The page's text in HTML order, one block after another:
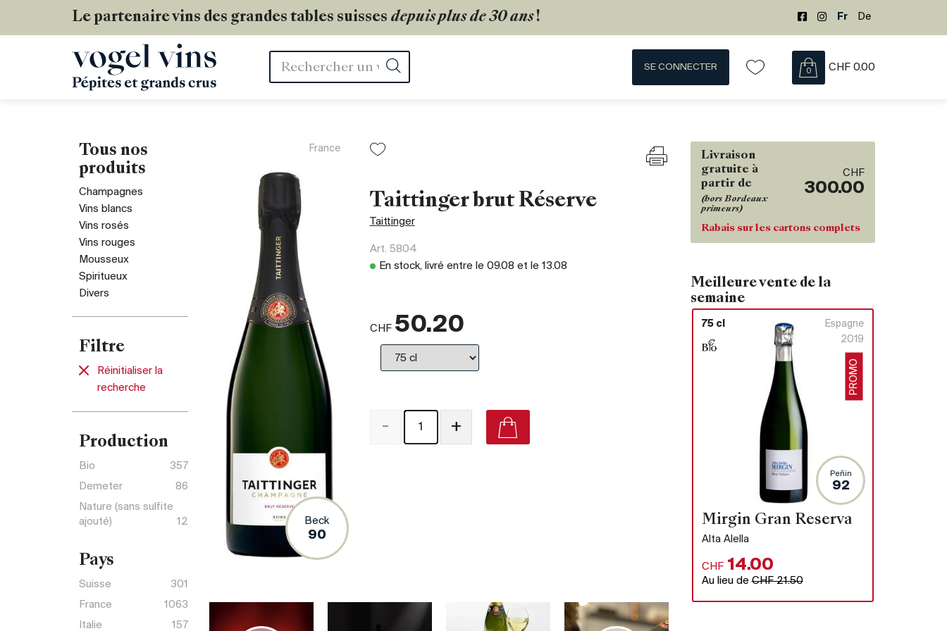
Le partenaire vins des grandes tables suisses depuis plus de 30 ans! Fr De
Mots
SE CONNECTER 0 CHF 0.00
Tous nos
produits
Champagnes
Vins blancs
Vins rosés
Vins rouges
Mousseux
Spiritueux
Divers
Filtre
Réinitialiser la
recherche
Production
Bio
357
Demeter
86
Nature (sans sulfite
ajouté)
12
Pays
Suisse
301
France
1063
Italie
157
France
Beck
90
Taittinger brut Réserve
Taittinger
Art. 5804
En stock, livré entre le 09.08 et le 13.08
CHF 50.20
- +
Livraison
gratuite à
partir de
(hors Bordeaux
primeurs)
CHF
300.00
Rabais sur les cartons complets
Meilleure vente de la
semaine
75 cl
Espagne
2019
PROMO
Peñin
92
Mirgin Gran Reserva
Alta Alella
CHF 14.00
Au lieu deCHF 21.50